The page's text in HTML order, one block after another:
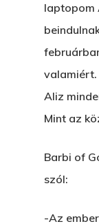
laptopom
valamiért.
Aliz
Mint az
Barbi of
szól:
-Az